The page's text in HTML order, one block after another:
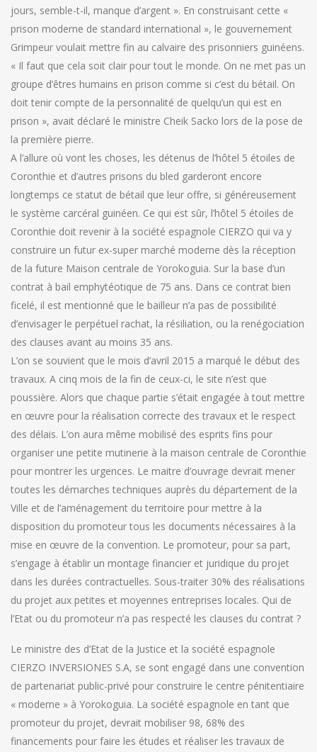
jours, semble-t-il, manque d’argent ». En construisant cette «
prison moderne de standard international », le gouvernement
Grimpeur voulait mettre fin au calvaire des prisonniers guinéens.
« Il faut que cela soit clair pour tout le monde. On ne met pas un
groupe d’êtres humains en prison comme si c’est du bétail. On
doit tenir compte de la personnalité de quelqu’un qui est en
prison », avait déclaré le ministre Cheik Sacko lors de la pose de
la première pierre.
A l’allure où vont les choses, les détenus de l’hôtel 5 étoiles de
Coronthie et d’autres prisons du bled garderont encore
longtemps ce statut de bétail que leur offre, si généreusement
le système carcéral guinéen. Ce qui est sûr, l’hôtel 5 étoiles de
Coronthie doit revenir à la société espagnole CIERZO qui va y
construire un futur ex-super marché moderne dès la réception
de la future Maison centrale de Yorokoguia. Sur la base d’un
contrat à bail emphytéotique de 75 ans. Dans ce contrat bien
ficelé, il est mentionné que le bailleur n’a pas de possibilité
d’envisager le perpétuel rachat, la résiliation, ou la renégociation
des clauses avant au moins 35 ans.
L’on se souvient que le mois d’avril 2015 a marqué le début des
travaux. A cinq mois de la fin de ceux-ci, le site n’est que
poussière. Alors que chaque partie s’était engagée à tout mettre
en œuvre pour la réalisation correcte des travaux et le respect
des délais. L’on aura même mobilisé des esprits fins pour
organiser une petite mutinerie à la maison centrale de Coronthie
pour montrer les urgences. Le maitre d’ouvrage devrait mener
toutes les démarches techniques auprès du département de la
Ville et de l’aménagement du territoire pour mettre à la
disposition du promoteur tous les documents nécessaires à la
mise en œuvre de la convention. Le promoteur, pour sa part,
s’engage à établir un montage financier et juridique du projet
dans les durées contractuelles. Sous-traiter 30% des réalisations
du projet aux petites et moyennes entreprises locales. Qui de
l’Etat ou du promoteur n’a pas respecté les clauses du contrat ?
Le ministre des d’Etat de la Justice et la société espagnole
CIERZO INVERSIONES S.A, se sont engagé dans une convention
de partenariat public-privé pour construire le centre pénitentiaire
« moderne » à Yorokoguia. La société espagnole en tant que
promoteur du projet, devrait mobiliser 98, 68% des
financements pour faire les études et réaliser les travaux de